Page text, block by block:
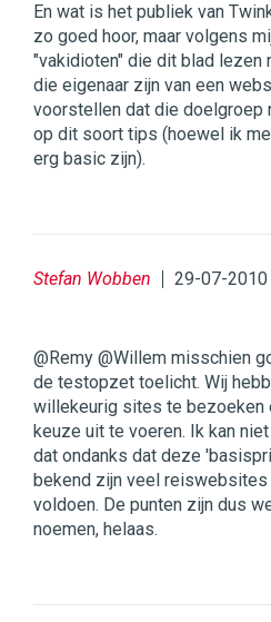
En wat is het publiek van
zo goed hoor, maar volgens
"vakidioten" die dit blad lezen
die eigenaar zijn van een
voorstellen dat die doelgroep
op dit soort tips (hoewel ik
erg basic zijn).
Stefan Wobben 29-07-2010
@Remy @Willem misschien
de testopzet toelicht. Wij
willekeurig sites te bezoeken
keuze uit te voeren. Ik kan
dat ondanks dat deze
bekend zijn veel
voldoen. De punten zijn dus
noemen, helaas.